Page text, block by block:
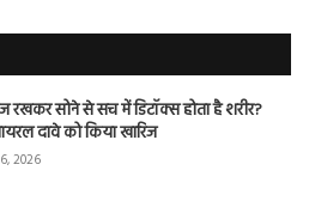
रखकर सोने से सच में डिटॉक्स होता है शरीर?
दावे को किया खारिज
2026